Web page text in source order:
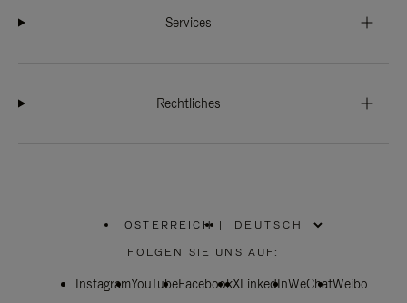
Services
Rechtliches
ÖSTERREICH
WÄHLEN
SIE
REGION
|
FOLGEN SIE UNS AUF:
InstagramYouTubeFacebookXLinkedInWeChatWeibo